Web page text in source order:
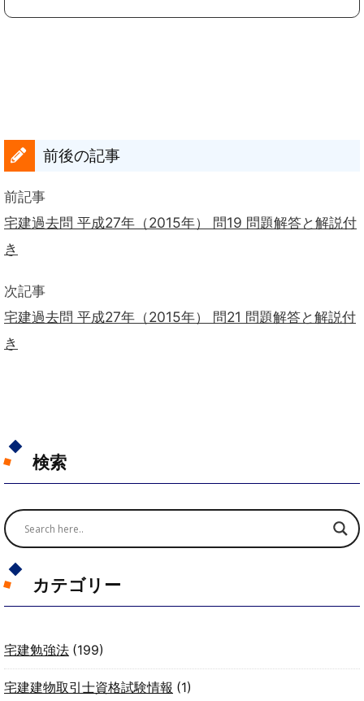
前後の記事
前記事
宅建過去問 平成27年（2015年） 問19 問題解答と解説付
き
次記事
宅建過去問 平成27年（2015年） 問21 問題解答と解説付
き
検索
カテゴリー
宅建勉強法 (199)
宅建建物取引士資格試験情報 (1)